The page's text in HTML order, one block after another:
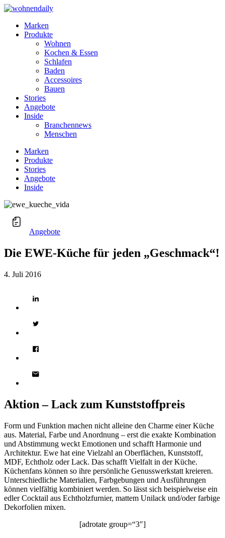
Marken
Produkte
Wohnen
Kochen & Essen
Schlafen
Baden
Accessoires
Bauen
Stories
Angebote
Inside
Branchennews
Menschen
Marken
Produkte
Stories
Angebote
Inside
Angebote
Die EWE-Küche für jeden „Geschmack“!
4. Juli 2016
Aktion – Lack zum Kunststoffpreis
Form und Funktion machen nicht alleine den Charme einer Küche
aus. Material, Farbe und Anordnung – erst die exakte Kombination
und Abstimmung weckt Emotionen und schafft Harmonie und
Architektur. Ewe hat eine Vielzahl an Oberflächen, Kunststoff,
MDF, Echtholz oder Lack. Das schafft Vielfalt in der Küche.
Küchenfans können so ihre persönliche Genusswerkstatt kreieren.
Unterschiedliche Materialien, Farbgebungen und Ausführungen
können vielfältig kombiniert werden. So lässt sich beispielweise ein
edler Cocktail aus Echtholzfurnier, mattem Unilack und/oder farbige
Dekorfolien mixen.
[adrotate group=“3″]